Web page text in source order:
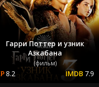
Гарри Поттер и узник
Азкабана
(фильм)
8.2 7.9